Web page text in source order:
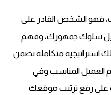
فهو الشخص القادر على
سلوك جمهورك، وفهم
استراتيجية متكاملة تضمن
العميل المناسب وفي
على رفع ترتيب موقعك